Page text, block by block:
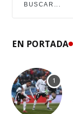
EN PORTADA